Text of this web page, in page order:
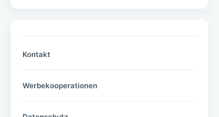
Kontakt
Werbekooperationen